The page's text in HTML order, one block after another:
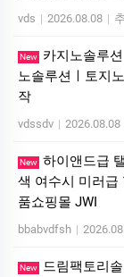
vds | 2026.08.08 |
New
카지노솔루
노솔루션ㅣ토지
작
vdssdv | 2026.08.08
New 하이앤드급
색 여수시 미러급
품쇼핑몰 JWI
bbabvdfsh |
New
드림팩토리